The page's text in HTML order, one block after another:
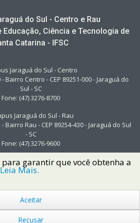
do Sul - Centro e Rau
Educação, Ciência e Tecnologia de
Catarina - IFSC
Jaraguá do Sul - Centro
Bairro Centro - CEP 89251-000 - Jaraguá do
Sul - SC
Fone: (47) 3276-8700
Jaraguá do Sul - Rau
Bairro Rau - CEP 89254-430 - Jaraguá do Sul
- SC
Fone: (47) 3276-9600
Instituto Federal de Santa Catarina IFSC
os Direitos Reservados.
para garantir que você obtenha a
Leia Mais.
Aceitar
Recusar